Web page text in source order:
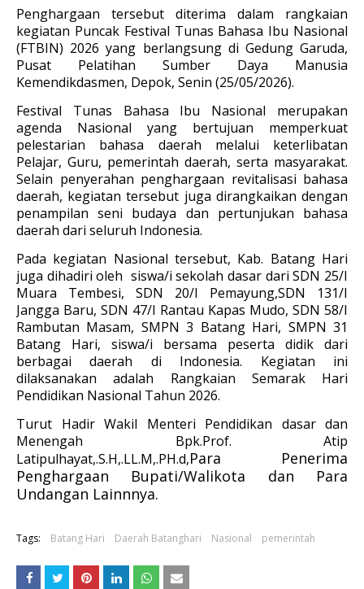
Penghargaan tersebut diterima dalam rangkaian
kegiatan Puncak Festival Tunas Bahasa Ibu Nasional
(FTBIN) 2026 yang berlangsung di Gedung Garuda,
Pusat Pelatihan Sumber Daya Manusia
Kemendikdasmen, Depok, Senin (25/05/2026).
Festival Tunas Bahasa Ibu Nasional merupakan
agenda Nasional yang bertujuan memperkuat
pelestarian bahasa daerah melalui keterlibatan
Pelajar, Guru, pemerintah daerah, serta masyarakat.
Selain penyerahan penghargaan revitalisasi bahasa
daerah, kegiatan tersebut juga dirangkaikan dengan
penampilan seni budaya dan pertunjukan bahasa
daerah dari seluruh Indonesia.
Pada kegiatan Nasional tersebut, Kab. Batang Hari
juga dihadiri oleh siswa/i sekolah dasar dari SDN 25/I
Muara Tembesi, SDN 20/I Pemayung,SDN 131/I
Jangga Baru, SDN 47/I Rantau Kapas Mudo, SDN 58/I
Rambutan Masam, SMPN 3 Batang Hari, SMPN 31
Batang Hari, siswa/i bersama peserta didik dari
berbagai daerah di Indonesia. Kegiatan ini
dilaksanakan adalah Rangkaian Semarak Hari
Pendidikan Nasional Tahun 2026.
Turut Hadir Wakil Menteri Pendidikan dasar dan
Menengah Bpk.Prof. Atip
Latipulhayat,.S.H,.LL.M,.PH.d,Para Penerima
Penghargaan Bupati/Walikota dan Para
Undangan Lainnnya.
Tags: Batang Hari Daerah Batanghari Nasional pemerintah